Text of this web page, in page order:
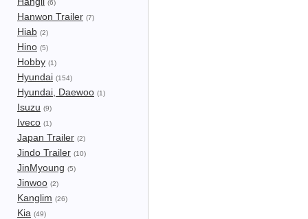
(6)
Hanwon Trailer (7)
Hiab (2)
Hino (5)
Hobby (1)
Hyundai (154)
Hyundai, Daewoo (1)
Isuzu (9)
Iveco (1)
Japan Trailer (2)
Jindo Trailer (10)
JinMyoung (5)
Jinwoo (2)
Kanglim (26)
Kia (49)